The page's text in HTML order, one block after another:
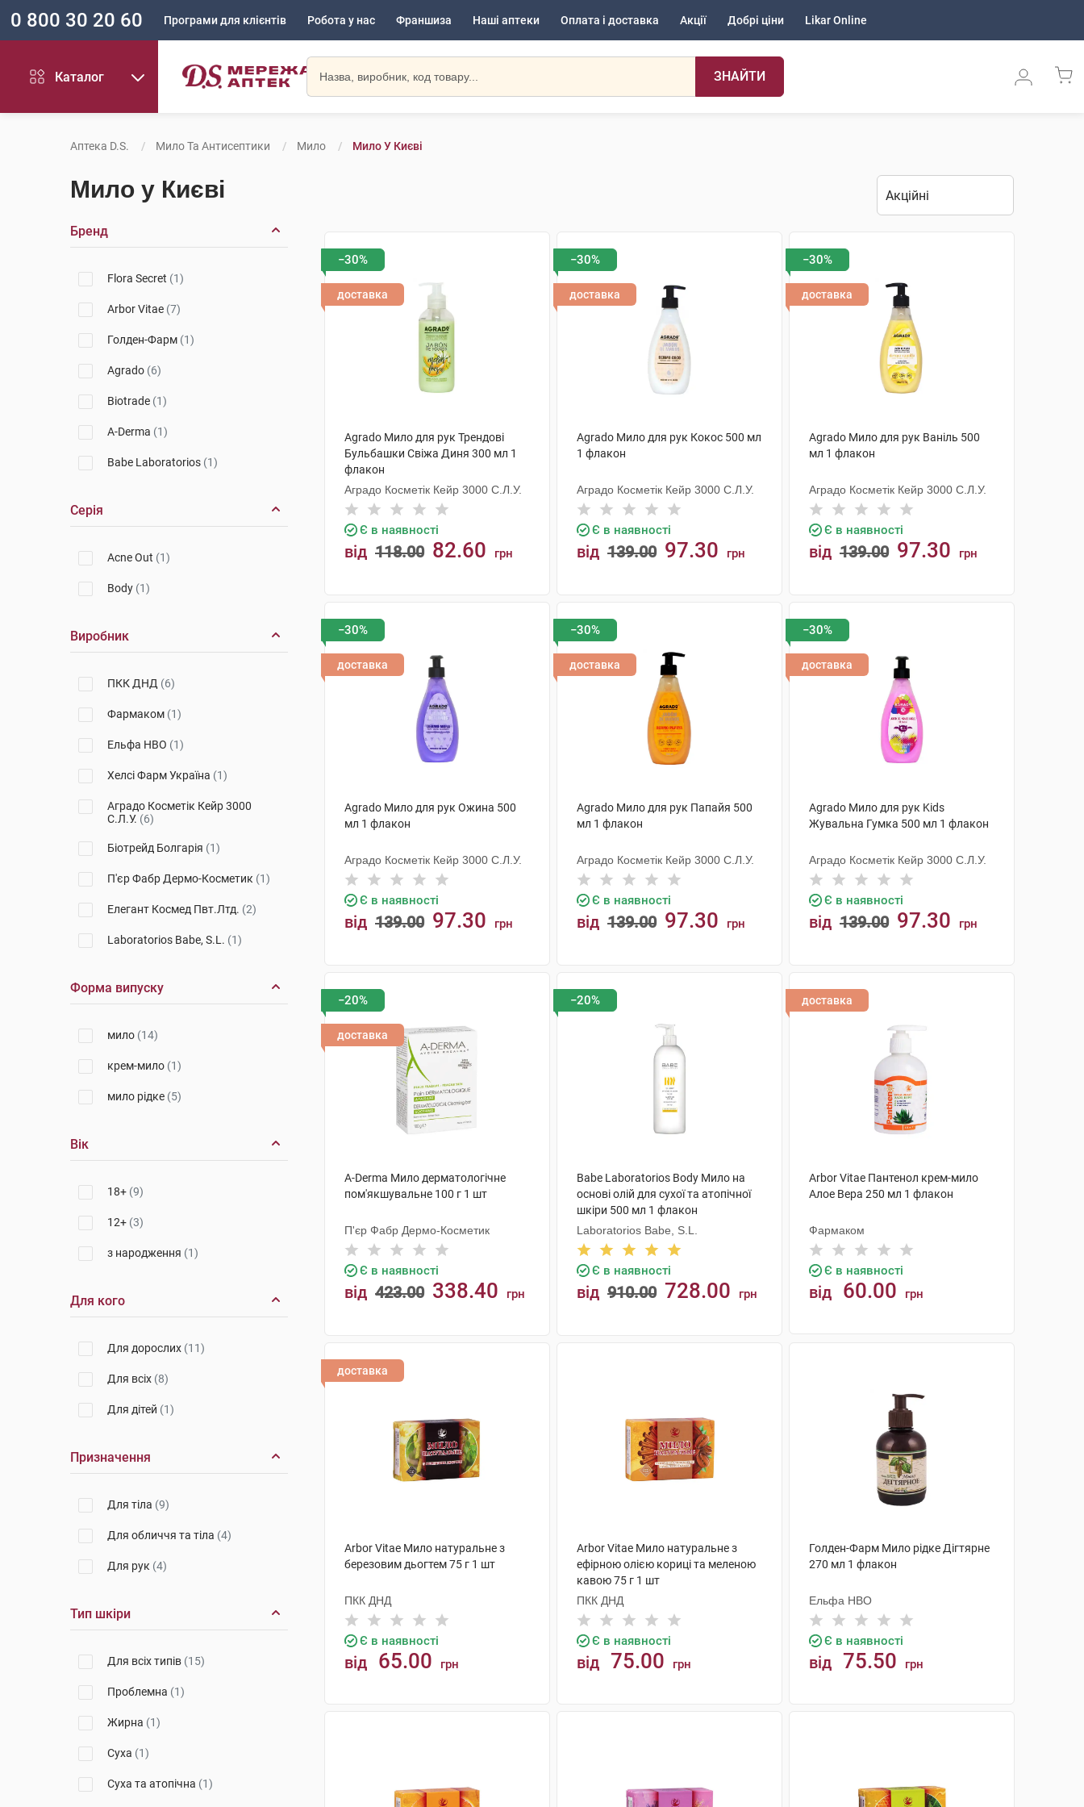
0 800 30 20 60 Програми для клієнтів Робота у нас Франшиза Наші аптеки Оплата і доставка Акції Добрі ціни Likar Online
Каталог ЗНАЙТИ
Аптека D.S. Мило Та Антисептики Мило Мило У Києві
Мило у Києві
Бренд
Flora Secret (1)
Arbor Vitae (7)
Голден-Фарм (1)
Agrado (6)
Biotrade (1)
A-Derma (1)
Babe Laboratorios (1)
Серія
Acne Out (1)
Body (1)
Виробник
ПКК ДНД (6)
Фармаком (1)
Ельфа НВО (1)
Хелсі Фарм Україна (1)
Аградо Косметік Кейр 3000
С.Л.У. (6)
Біотрейд Болгарія (1)
П'єр Фабр Дермо-Косметик (1)
Елегант Космед Пвт.Лтд. (2)
Laboratorios Babe, S.L. (1)
Форма випуску
мило (14)
крем-мило (1)
мило рідке (5)
Вік
18+ (9)
12+ (3)
з народження (1)
Для кого
Для дорослих (11)
Для всіх (8)
Для дітей (1)
Призначення
Для тіла (9)
Для обличчя та тіла (4)
Для рук (4)
Тип шкіри
Для всіх типів (15)
Проблемна (1)
Жирна (1)
Суха (1)
Суха та атопічна (1)
−30%
доставка
Agrado Мило для рук Трендові
Бульбашки Свіжа Диня 300 мл 1
флакон
Аградо Косметік Кейр 3000 С.Л.У.
Є в наявності
від 118.00 82.60 грн
−30%
доставка
Agrado Мило для рук Кокос 500 мл
1 флакон
Аградо Косметік Кейр 3000 С.Л.У.
Є в наявності
від 139.00 97.30 грн
−30%
доставка
Agrado Мило для рук Ваніль 500
мл 1 флакон
Аградо Косметік Кейр 3000 С.Л.У.
Є в наявності
від 139.00 97.30 грн
−30%
доставка
Agrado Мило для рук Ожина 500
мл 1 флакон
Аградо Косметік Кейр 3000 С.Л.У.
Є в наявності
від 139.00 97.30 грн
−30%
доставка
Agrado Мило для рук Папайя 500
мл 1 флакон
Аградо Косметік Кейр 3000 С.Л.У.
Є в наявності
від 139.00 97.30 грн
−30%
доставка
Agrado Мило для рук Kids
Жувальна Гумка 500 мл 1 флакон
Аградо Косметік Кейр 3000 С.Л.У.
Є в наявності
від 139.00 97.30 грн
−20%
доставка
A-Derma Мило дерматологічне
пом'якшувальне 100 г 1 шт
П'єр Фабр Дермо-Косметик
Є в наявності
від 423.00 338.40 грн
−20%
Babe Laboratorios Body Мило на
основі олій для сухої та атопічної
шкіри 500 мл 1 флакон
Laboratorios Babe, S.L.
Є в наявності
від 910.00 728.00 грн
доставка
Arbor Vitae Пантенол крем-мило
Алое Вера 250 мл 1 флакон
Фармаком
Є в наявності
від 60.00 грн
доставка
Arbor Vitae Мило натуральне з
березовим дьогтем 75 г 1 шт
ПКК ДНД
Є в наявності
від 65.00 грн
Arbor Vitae Мило натуральне з
ефірною олією кориці та меленою
кавою 75 г 1 шт
ПКК ДНД
Є в наявності
від 75.00 грн
Голден-Фарм Мило рідке Дігтярне
270 мл 1 флакон
Ельфа НВО
Є в наявності
від 75.50 грн